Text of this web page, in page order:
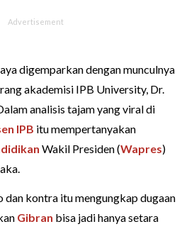
digemparkan dengan munculnya
akademisi IPB University, Dr.
analisis tajam yang viral di
IPB itu mempertanyakan
Wakil Presiden (Wapres)
dan kontra itu mengungkap dugaan
Gibran bisa jadi hanya setara